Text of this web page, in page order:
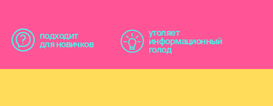
подходит
для новичков
утоляет
информационный
голод